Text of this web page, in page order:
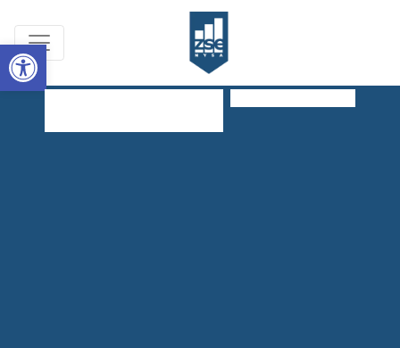
Open toolbar